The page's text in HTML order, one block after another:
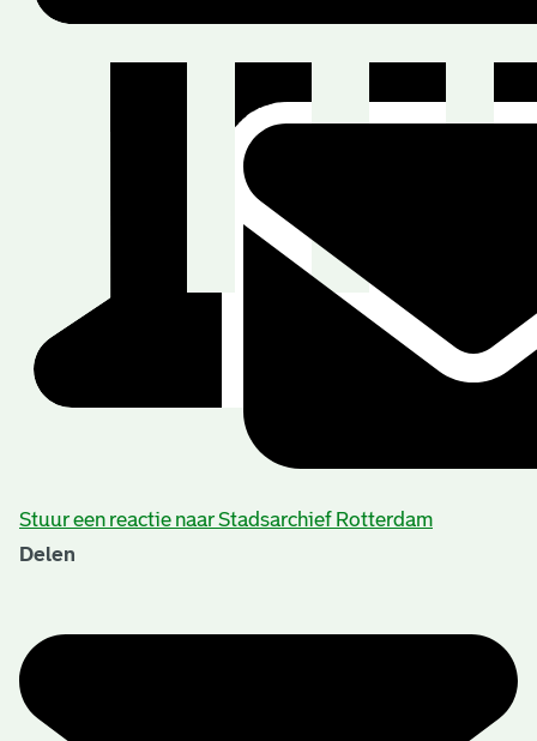
Stuur een reactie naar Stadsarchief Rotterdam
Delen